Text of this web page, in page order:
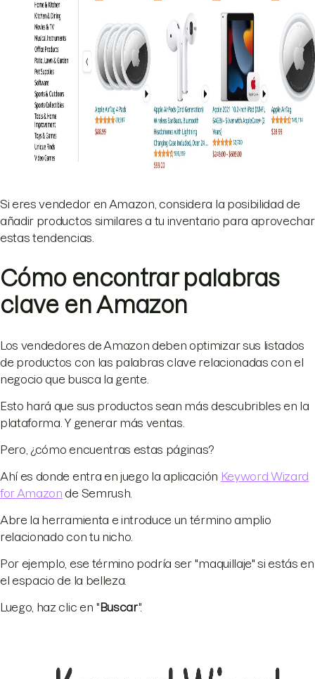
Si eres vendedor en Amazon, considera la posibilidad de
añadir productos similares a tu inventario para aprovechar
estas tendencias.
Cómo encontrar palabras
clave en Amazon
Los vendedores de Amazon deben optimizar sus listados
de productos con las palabras clave relacionadas con el
negocio que busca la gente.
Esto hará que sus productos sean más descubribles en la
plataforma. Y generar más ventas.
Pero, ¿cómo encuentras estas páginas?
Ahí es donde entra en juego la aplicación Keyword Wizard
for Amazon de Semrush.
Abre la herramienta e introduce un término amplio
relacionado con tu nicho.
Por ejemplo, ese término podría ser "maquillaje" si estás en
el espacio de la belleza.
Luego, haz clic en "Buscar".